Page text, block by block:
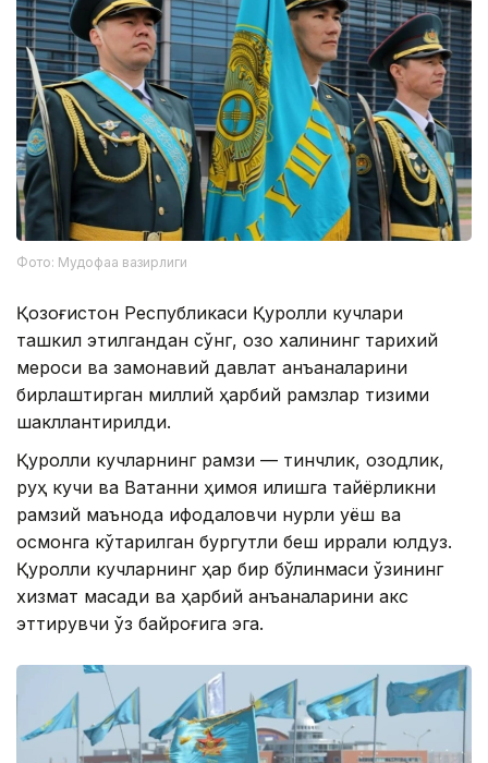
Фото: Мудофаа вазирлиги
Қозоғистон Республикаси Қуролли кучлари
ташкил этилгандан сўнг, қозоқ халқининг тарихий
мероси ва замонавий давлат анъаналарини
бирлаштирган миллий ҳарбий рамзлар тизими
шакллантирилди.
Қуролли кучларнинг рамзи — тинчлик, озодлик,
руҳ кучи ва Ватанни ҳимоя қилишга тайёрликни
рамзий маънода ифодаловчи нурли қуёш ва
осмонга кўтарилган бургутли беш қиррали юлдуз.
Қуролли кучларнинг ҳар бир бўлинмаси ўзининг
хизмат мақсади ва ҳарбий анъаналарини акс
эттирувчи ўз байроғига эга.